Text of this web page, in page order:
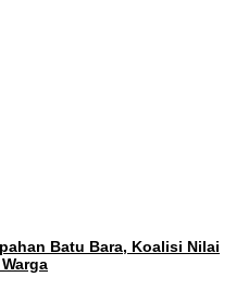
Batu Bara, Koalisi Nilai